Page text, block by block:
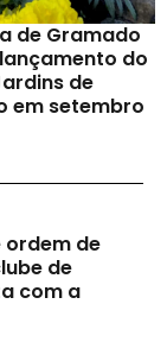
de Gramado
do
de
em setembro
ordem de
de
com a